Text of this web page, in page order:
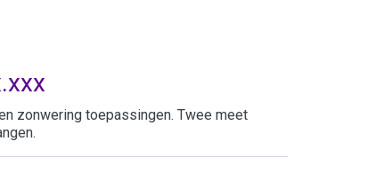
zonwering toepassingen. Twee meet